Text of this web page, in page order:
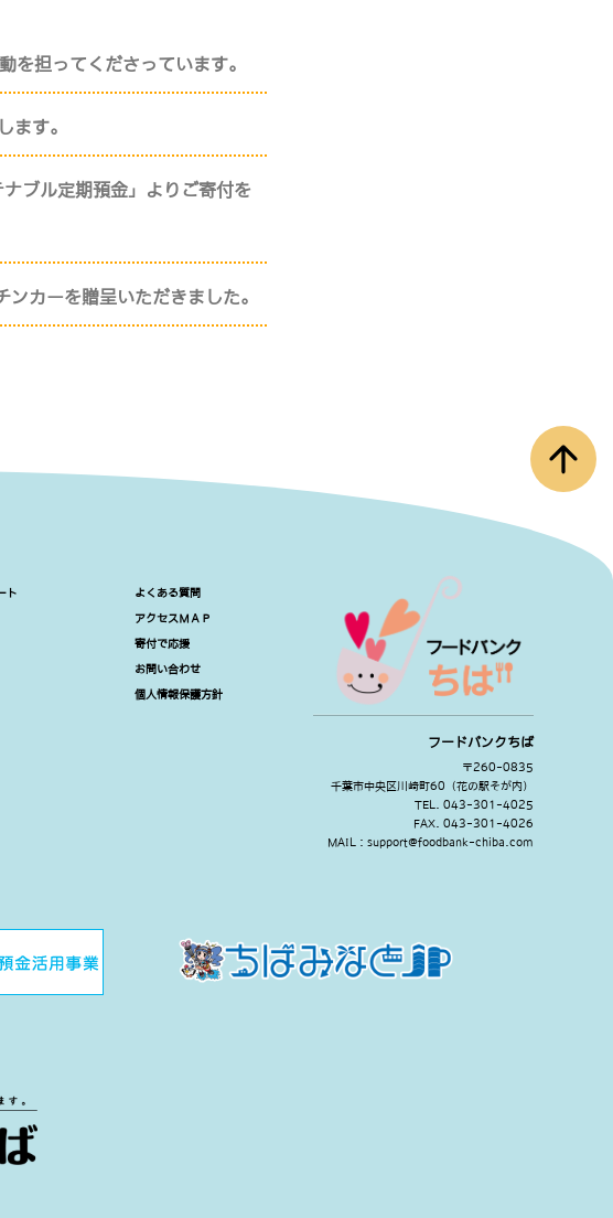
を担ってくださっています。
ます。
ブル定期預金」よりご寄付を
カーを贈呈いただきました。
arrow_upward
ト よくある質問
アクセスＭＡＰ
寄付で応援
お問い合わせ
個人情報保護方針
フードバンクちば
〒260-0835
千葉市中央区川崎町60（花の駅そが内）
TEL. 043-301-4025
FAX. 043-301-4026
MAIL : support@foodbank-chiba.com